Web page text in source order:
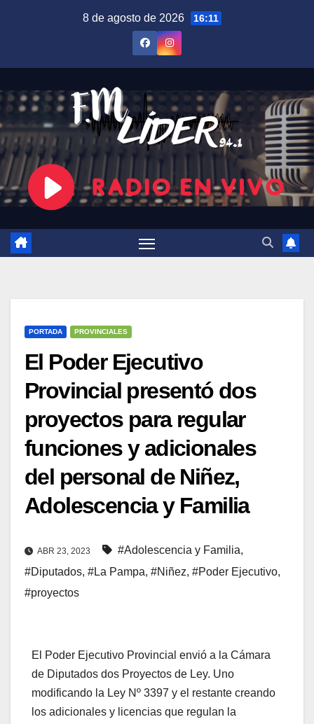
8 de agosto de 2026 16:11
PORTADA PROVINCIALES
El Poder Ejecutivo
Provincial presentó dos
proyectos para regular
funciones y adicionales
del personal de Niñez,
Adolescencia y Familia
ABR 23, 2023 #Adolescencia y Familia,
#Diputados, #La Pampa, #Niñez, #Poder Ejecutivo,
#proyectos
El Poder Ejecutivo Provincial envió a la Cámara
de Diputados dos Proyectos de Ley. Uno
modificando la Ley Nº 3397 y el restante creando
los adicionales y licencias que regulan la